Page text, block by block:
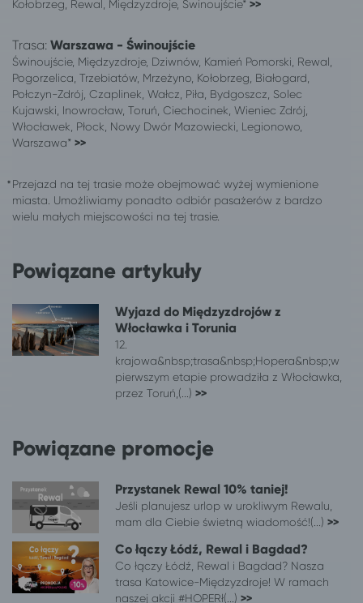
Toruń
Sianożęty
Toruń
Ustronie Morskie
Toruń
Kazimierz Dolny
Toruń
Konstancin-Jeziorna
Toruń
Giżycko
Toruń
Jedlina-Zdrój
Toruń
Świnoujście
Toruń
Kamień Pomorski
Toruń
Długopole-Zdrój
Toruń
Wieniec Zdrój
Toruń
Połczyn-Zdrój
Toruń
Polanica-Zdrój
Poznań
Poznań
Toruń
Toruń
Gdańsk
Toruń
Karpacz
Toruń
Gdynia
Toruń
Duszniki-Zdrój
Toruń
Suwałki
Toruń
Kudowa-Zdrój
Toruń
Augustów
Łódź
Kołobrzeg, Rewal, Międzyzdroje, Świnoujście* >>
Trasa: Warszawa - Świnoujście
Świnoujście, Międzyzdroje, Dziwnów, Kamień Pomorski, Rewal,
Pogorzelica, Trzebiatów, Mrzeżyno, Kołobrzeg, Białogard,
Połczyn-Zdrój, Czaplinek, Wałcz, Piła, Bydgoszcz, Solec
Kujawski, Inowrocław, Toruń, Ciechocinek, Wieniec Zdrój,
Włocławek, Płock, Nowy Dwór Mazowiecki, Legionowo,
Warszawa* >>
Przejazd na tej trasie może obejmować wyżej wymienione
miasta. Umożliwiamy ponadto odbiór pasażerów z bardzo
wielu małych miejscowości na tej trasie.
Powiązane artykuły
Wyjazd do Międzyzdrojów z
Włocławka i Torunia
12.
krajowa&nbsp;trasa&nbsp;Hopera&nbsp;w
pierwszym etapie prowadziła z Włocławka,
przez Toruń,(...) >>
Powiązane promocje
Przystanek Rewal 10% taniej!
Jeśli planujesz urlop w urokliwym Rewalu,
mam dla Ciebie świetną wiadomość!(...) >>
Co łączy Łódź, Rewal i Bagdad?
Co łączy Łódź, Rewal i Bagdad? Nasza
trasa Katowice-Międzyzdroje! W ramach
naszej akcji #HOPERł(...) >>